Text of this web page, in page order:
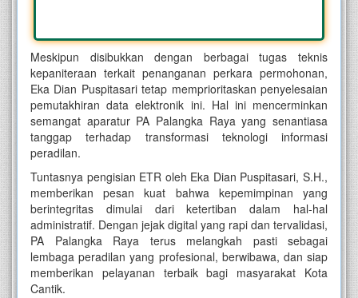
Meskipun disibukkan dengan berbagai tugas teknis
kepaniteraan terkait penanganan perkara permohonan,
Eka Dian Puspitasari tetap memprioritaskan penyelesaian
pemutakhiran data elektronik ini. Hal ini mencerminkan
semangat aparatur PA Palangka Raya yang senantiasa
tanggap terhadap transformasi teknologi informasi
peradilan.
Tuntasnya pengisian ETR oleh Eka Dian Puspitasari, S.H.,
memberikan pesan kuat bahwa kepemimpinan yang
berintegritas dimulai dari ketertiban dalam hal-hal
administratif. Dengan jejak digital yang rapi dan tervalidasi,
PA Palangka Raya terus melangkah pasti sebagai
lembaga peradilan yang profesional, berwibawa, dan siap
memberikan pelayanan terbaik bagi masyarakat Kota
Cantik.